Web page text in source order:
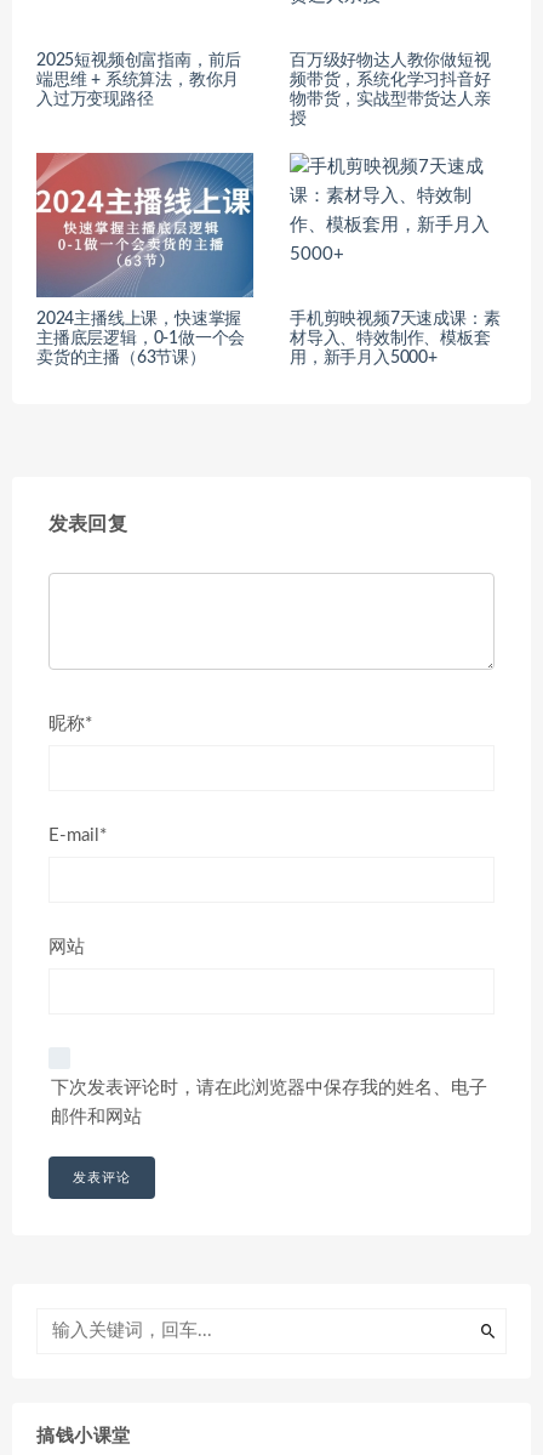
2025短视频创富指南，前后
端思维 + 系统算法，教你月
入过万变现路径
百万级好物达人教你做短视
频带货，系统化学习抖音好
物带货，实战型带货达人亲
授
2024主播线上课，快速掌握
主播底层逻辑，0-1做一个会
卖货的主播（63节课）
手机剪映视频7天速成课：素
材导入、特效制作、模板套
用，新手月入5000+
发表回复
昵称*
E-mail*
网站
下次发表评论时，请在此浏览器中保存我的姓名、电子
邮件和网站
搞钱小课堂